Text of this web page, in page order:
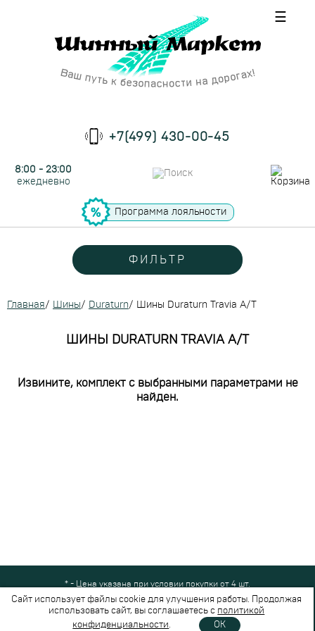
☰
+7(499) 430-00-45
8:00 - 23:00
ежедневно
Программа лояльности
ФИЛЬТР
Главная/ Шины/ Duraturn/ Шины Duraturn Travia A/T
ШИНЫ DURATURN TRAVIA A/T
Извините, комплект с выбранными параметрами не
найден.
* - Цена указана при условии покупки от 4 шт.
Все права защищены © 2024-2026,Шинный Маркет(ООО "Безопасные
шины")
Вся представленная на сайте информация носит справочный характер и не
Сайт использует файлы cookie для улучшения работы. Продолжая
использовать сайт, вы соглашаетесь с политикой
конфиденциальности. OK